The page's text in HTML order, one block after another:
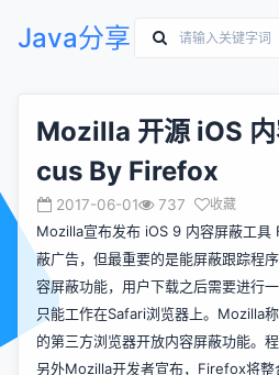
Java分享
Mozilla 开源 iOS
cus By Firefox
2017-06-01 737 收藏
Mozilla宣布发布 iOS 9 内容屏蔽工
蔽广告，但最重要的是能屏蔽跟踪程
容屏蔽功能，用户下载之后需要进行
只能工作在Safari浏览器上。Mozilla
的第三方浏览器开放内容屏蔽功能。
另外Mozilla开发者宣布，Firefox将